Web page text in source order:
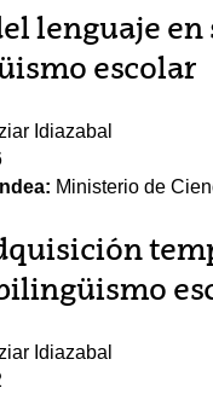
lenguaje
escolar
Idiazabal
Ministerio de
Idiazabal